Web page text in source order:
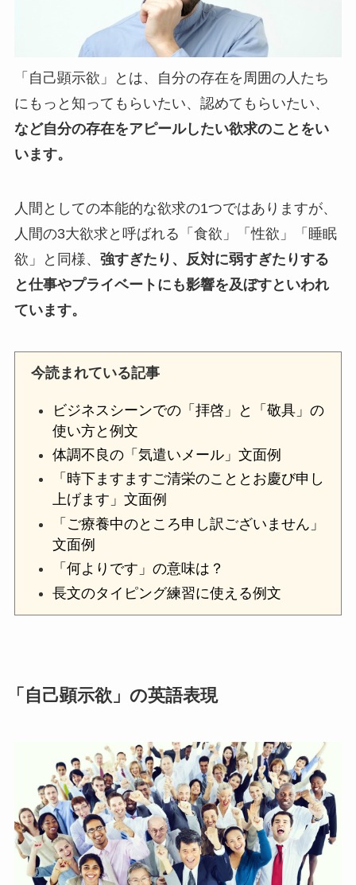
「自己顕示欲」とは、自分の存在を周囲の人たち
にもっと知ってもらいたい、認めてもらいたい、
など自分の存在をアピールしたい欲求のことをい
います。
人間としての本能的な欲求の1つではありますが、
人間の3大欲求と呼ばれる「食欲」「性欲」「睡眠
欲」と同様、 強すぎたり、反対に弱すぎたりする
と仕事やプライベートにも影響を及ぼすといわれ
ています。
今読まれている記事
ビジネスシーンでの「拝啓」と「敬具」の
使い方と例文
体調不良の「気遣いメール」文面例
「時下ますますご清栄のこととお慶び申し
上げます」文面例
「ご療養中のところ申し訳ございません」
文面例
「何よりです」の意味は？
長文のタイピング練習に使える例文
「自己顕示欲」の英語表現